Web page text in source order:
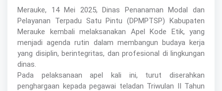
Merauke, 14 Mei 2025, Dinas Penanaman Modal dan
Pelayanan Terpadu Satu Pintu (DPMPTSP) Kabupaten
Merauke kembali melaksanakan Apel Kode Etik, yang
menjadi agenda rutin dalam membangun budaya kerja
yang disiplin, berintegritas, dan profesional di lingkungan
dinas.
Pada pelaksanaan apel kali ini, turut diserahkan
penghargaan kepada pegawai teladan Triwulan II Tahun